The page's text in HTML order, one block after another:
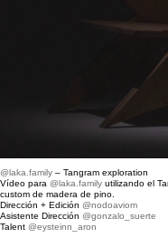
@laka.family – Tangram exploration
Vídeo para @laka.family utilizando el
custom de madera de pino.
Dirección + Edición @nodoaviom
Asistente Dirección @gonzalo_suerte
Talent @eysteinn_aron